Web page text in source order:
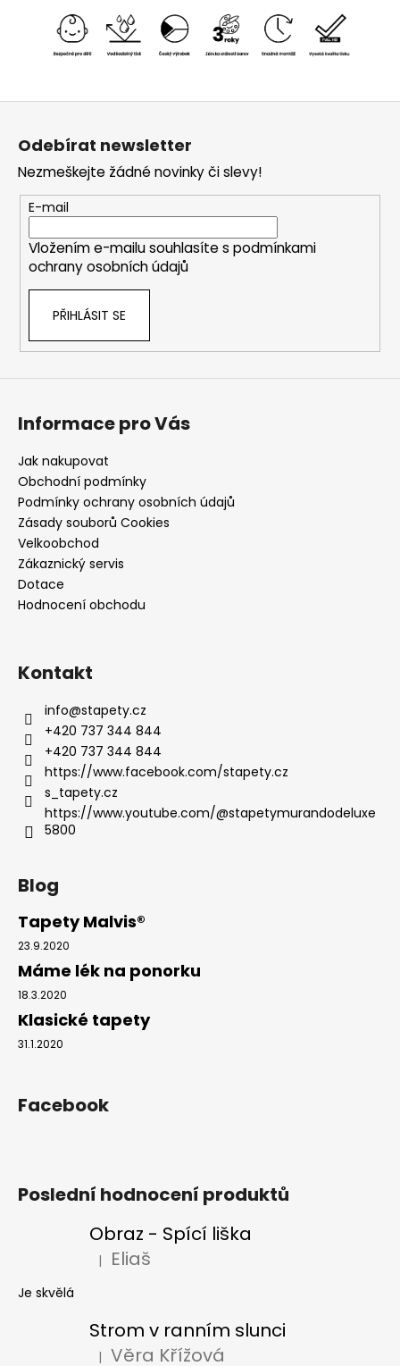
Z
Odebírat newsletter
Nezmeškejte žádné novinky či slevy!
E-mail
Vložením e-mailu souhlasíte s podmínkami
ochrany osobních údajů
PŘIHLÁSIT SE
Informace pro Vás
Jak nakupovat
Obchodní podmínky
Podmínky ochrany osobních údajů
Zásady souborů Cookies
Velkoobchod
Zákaznický servis
Dotace
Hodnocení obchodu
Kontakt
info@stapety.cz
+420 737 344 844
+420 737 344 844
https://www.facebook.com/stapety.cz
s_tapety.cz
https://www.youtube.com/@stapetymurandodeluxe
5800
Blog
Tapety Malvis®
23.9.2020
Máme lék na ponorku
18.3.2020
Klasické tapety
31.1.2020
Facebook
Poslední hodnocení produktů
Obraz - Spící liška
Hodnocení produktu je 5 z 5 hvězdiček.
| Eliaš
Je skvělá
Strom v ranním slunci
| Věra Křížová